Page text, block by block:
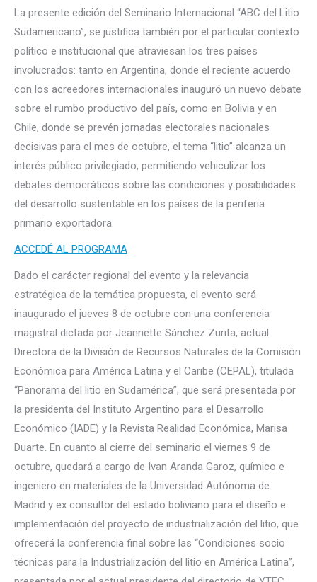
La presente edición del Seminario Internacional “ABC del Litio
Sudamericano”, se justifica también por el particular contexto
político e institucional que atraviesan los tres países
involucrados: tanto en Argentina, donde el reciente acuerdo
con los acreedores internacionales inauguró un nuevo debate
sobre el rumbo productivo del país, como en Bolivia y en
Chile, donde se prevén jornadas electorales nacionales
decisivas para el mes de octubre, el tema “litio” alcanza un
interés público privilegiado, permitiendo vehiculizar los
debates democráticos sobre las condiciones y posibilidades
del desarrollo sustentable en los países de la periferia
primario exportadora.
ACCEDÉ AL PROGRAMA
Dado el carácter regional del evento y la relevancia
estratégica de la temática propuesta, el evento será
inaugurado el jueves 8 de octubre con una conferencia
magistral dictada por Jeannette Sánchez Zurita, actual
Directora de la División de Recursos Naturales de la Comisión
Económica para América Latina y el Caribe (CEPAL), titulada
“Panorama del litio en Sudamérica”, que será presentada por
la presidenta del Instituto Argentino para el Desarrollo
Económico (IADE) y la Revista Realidad Económica, Marisa
Duarte. En cuanto al cierre del seminario el viernes 9 de
octubre, quedará a cargo de Ivan Aranda Garoz, químico e
ingeniero en materiales de la Universidad Autónoma de
Madrid y ex consultor del estado boliviano para el diseño e
implementación del proyecto de industrialización del litio, que
ofrecerá la conferencia final sobre las “Condiciones socio
técnicas para la Industrialización del litio en América Latina”,